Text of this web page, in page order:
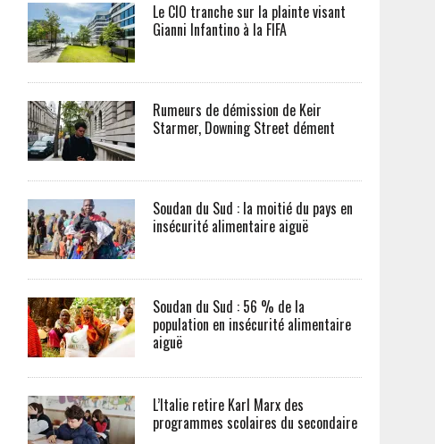
Le CIO tranche sur la plainte visant
Gianni Infantino à la FIFA
Rumeurs de démission de Keir
Starmer, Downing Street dément
Soudan du Sud : la moitié du pays en
insécurité alimentaire aiguë
Soudan du Sud : 56 % de la
population en insécurité alimentaire
aiguë
L’Italie retire Karl Marx des
programmes scolaires du secondaire